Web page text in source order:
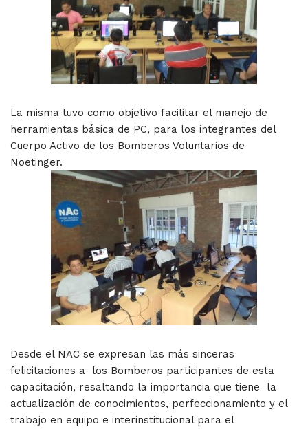
La misma tuvo como objetivo facilitar el manejo de
herramientas básica de PC, para los integrantes del
Cuerpo Activo de los Bomberos Voluntarios de
Noetinger.
Desde el NAC se expresan las más sinceras
felicitaciones a los Bomberos participantes de esta
capacitación, resaltando la importancia que tiene la
actualización de conocimientos, perfeccionamiento y el
trabajo en equipo e interinstitucional para el